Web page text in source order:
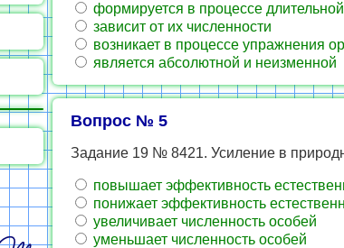
формируется в процессе
зависит от их численности
возникает в процессе упражнения
является абсолютной и неизменной
Вопрос № 5
Задание 19 № 8421. Усиление в
повышает эффективность
понижает эффективность
увеличивает численность особей
уменьшает численность особей